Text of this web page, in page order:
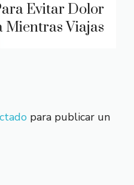
Evitar Dolor
Mientras Viajas
para publicar un